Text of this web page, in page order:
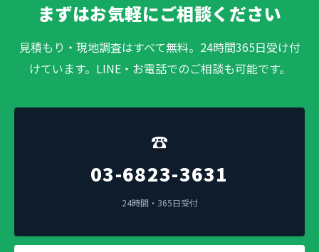
まずはお気軽にご相談ください
見積もり・現地調査はすべて無料。24時間365日受け付
けています。LINE・お電話でのご相談も可能です。
☎
03-6823-3631
24時間・365日受付